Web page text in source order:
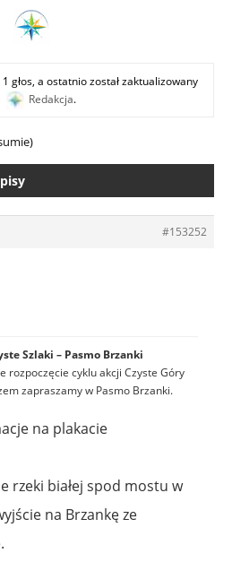
głos, a ostatnio został zaktualizowany
Redakcja.
#153252
Szlaki – Pasmo Brzanki
rozpoczęcie cyklu akcji Czyste Góry
zapraszamy w Pasmo Brzanki.
na plakacie
rzeki białej spod mostu w
na Brzankę ze